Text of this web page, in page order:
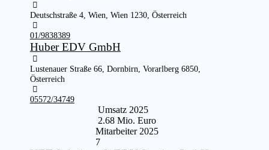
Deutschstraße 4, Wien, Wien 1230, Österreich
01/9838389
Huber EDV GmbH
Lustenauer Straße 66, Dornbirn, Vorarlberg 6850,
Österreich
05572/34749
Umsatz 2025
2.68 Mio. Euro
Mitarbeiter 2025
7